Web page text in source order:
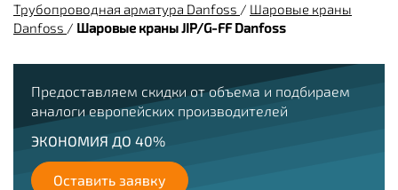
Трубопроводная арматура Danfoss / Шаровые краны
Danfoss / Шаровые краны JIP/G-FF Danfoss
Предоставляем скидки от объема и подбираем
аналоги европейских производителей
ЭКОНОМИЯ ДО 40%
Оставить заявку